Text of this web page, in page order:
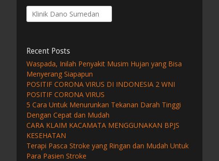
Search
for:
Recent Posts
Waspada, Inilah Penyakit Musim Hujan yang Bisa
Menyerang Siapapun
POSITIF CORONA VIRUS DI INDONESIA 2 WNI
POSITIF CORONA VIRUS
5 Cara Untuk Menurunkan Tekanan Darah Tinggi
Dengan Cepat dan Mudah
CARA KLAIM KACAMATA MENGGUNAKAN BPJS
KESEHATAN
Terapi Pasca Stroke yang Ringan dan Mudah Untuk
Para Pasien Stroke